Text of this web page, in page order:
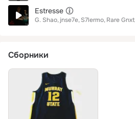
Estresse
G. Shao jnse7e S7lermo Rare Gnxt
Сборники